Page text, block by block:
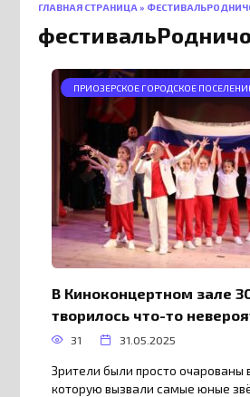
ГЛАВНАЯ СТРАНИЦА »
ПРИОЗЕРСКОЕ ГОРОДСКОЕ
В Киноконцертном зале
творилось что-то
31 31.05.2025
Зрители были просто очарованы
которую вызвали самые юные